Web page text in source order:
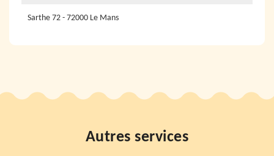
Sarthe 72 - 72000 Le Mans
Autres services